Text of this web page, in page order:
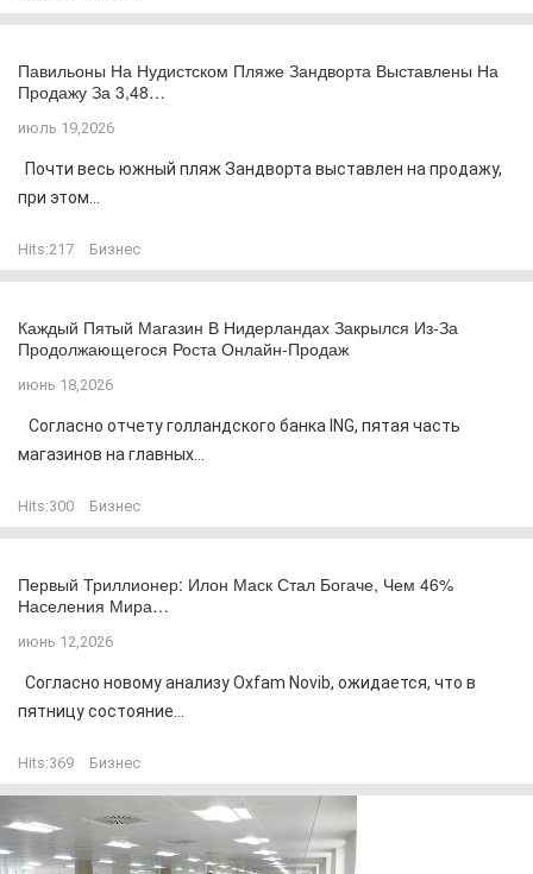
Павильоны На Нудистском Пляже Зандворта Выставлены На
Продажу За 3,48…
июль 19,2026
Почти весь южный пляж Зандворта выставлен на продажу,
при этом...
Hits:217 Бизнес
Каждый Пятый Магазин В Нидерландах Закрылся Из-За
Продолжающегося Роста Онлайн-Продаж
июнь 18,2026
Согласно отчету голландского банка ING, пятая часть
магазинов на главных...
Hits:300 Бизнес
Первый Триллионер: Илон Маск Стал Богаче, Чем 46%
Населения Мира…
июнь 12,2026
Согласно новому анализу Oxfam Novib, ожидается, что в
пятницу состояние...
Hits:369 Бизнес